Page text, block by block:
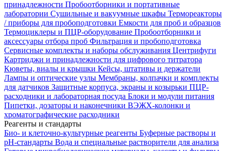
принадлежности Пробоотборники и портативные
лаборатории Сушильные и вакуумные шкафы Термореакторы
/ приборы для пробоподготовки Емкости для проб и образцов
Термоциклеры и ПЦР-оборудование Пробоотборники и
аксессуары отбора проб Фильтрация и пробоподготовка
Сервисные комплекты и наборы обслуживания Центрифуги
Картриджи и принадлежности для цифрового титратора
Кюветы, виалы и крышки Кейсы, штативы и держатели
Лампы и оптические узлы Мембраны, колпачки и комплекты
для датчиков Защитные корпуса, экраны и козырьки ПЦР-
расходники и лабораторная посуда Блоки и модули питания
Пипетки, дозаторы и наконечники ВЭЖХ-колонки и
хроматографические расходники
Реагенты и стандарты
Био- и клеточно-культурные реагенты Буферные растворы и
pH-стандарты Вода и специальные растворители для анализа